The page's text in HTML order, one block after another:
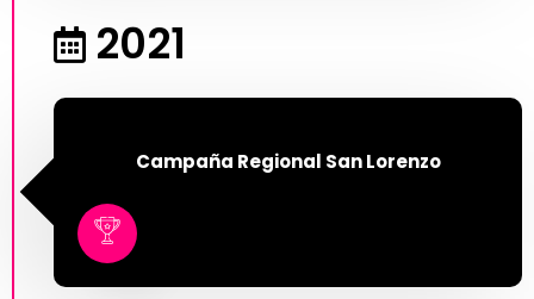
Campaña Regional San Lorenzo
2021